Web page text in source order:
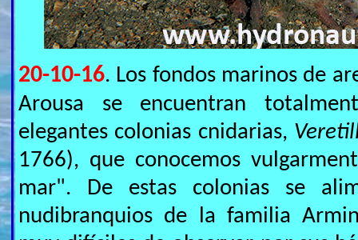
20-10-16. Los fondos marinos de
Arousa se encuentran
elegantes colonias cnidarias,
1766), que conocemos
mar". De estas colonias se
nudibranquios de la familia